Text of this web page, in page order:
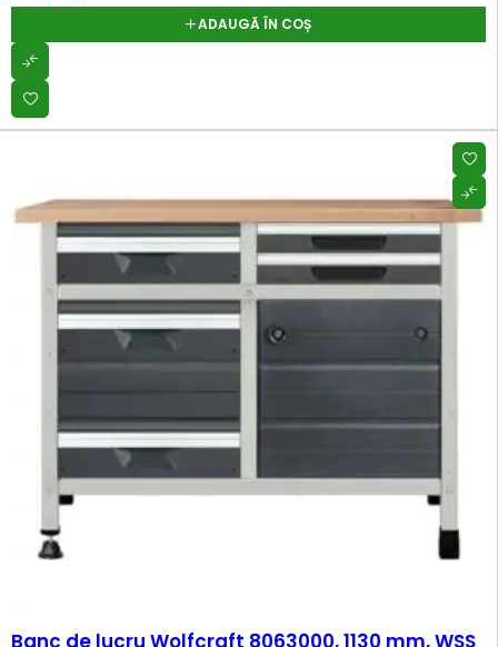
ADAUGĂ ÎN COȘ
Banc de lucru Wolfcraft 8063000, 1130 mm, WSS